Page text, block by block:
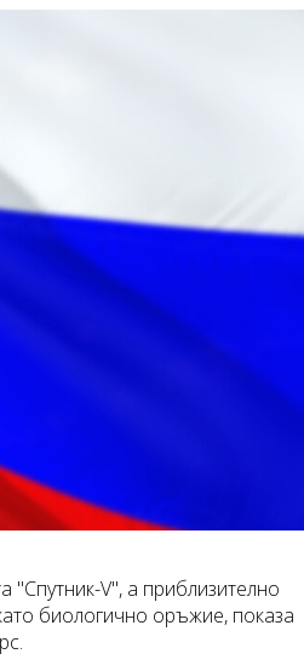
"Спутник-V", а приблизително
биологично оръжие, показа